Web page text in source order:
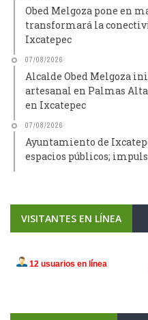
Obed Melgoza pone en
transformará la
Ixcatepec
07/08/2026
Alcalde Obed Melgoza
artesanal en Palmas
en Ixcatepec
07/08/2026
Ayuntamiento de
espacios públicos;
VISITANTES EN LÍNEA